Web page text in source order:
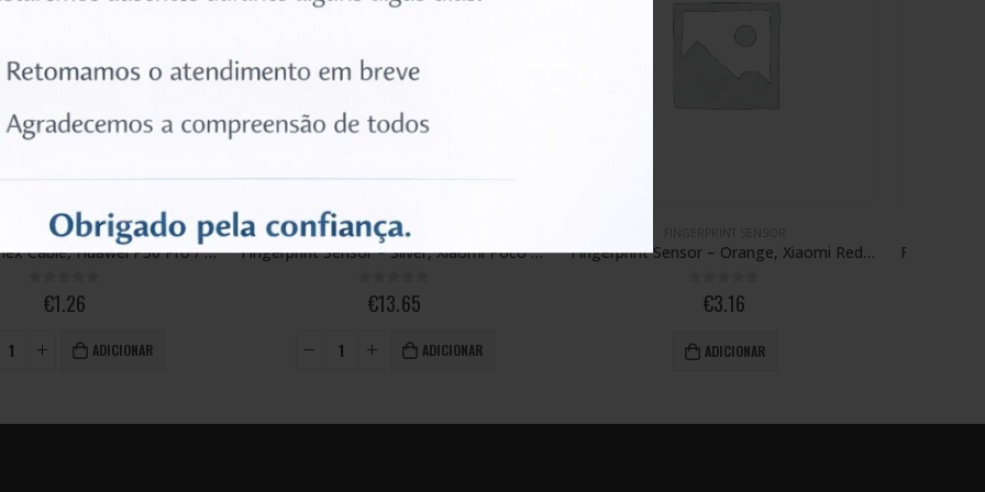
FINGERPRINT SENSOR
Fingerprint Sensor – Silver, Xiaomi Poco F3/Mi 11X Pro
0out of 5
€13.65
ADICIONAR
FINGERPRINT SENSOR
Fingerprint Sensor – Orange, Xiaomi Redmi 9C
0 out of 5
€3.16
ADICIONAR
0 out of 5
€1.17